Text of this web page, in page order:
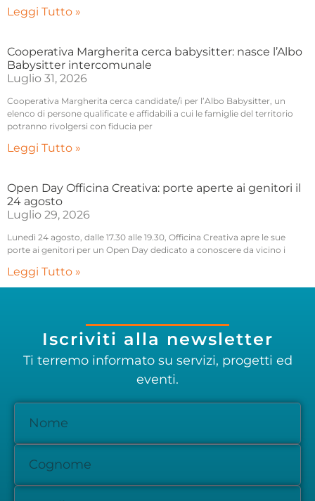
Leggi Tutto »
Cooperativa Margherita cerca babysitter: nasce l’Albo
Babysitter intercomunale
Luglio 31, 2026
Cooperativa Margherita cerca candidate/i per l’Albo Babysitter, un
elenco di persone qualificate e affidabili a cui le famiglie del territorio
potranno rivolgersi con fiducia per
Leggi Tutto »
Open Day Officina Creativa: porte aperte ai genitori il
24 agosto
Luglio 29, 2026
Lunedì 24 agosto, dalle 17.30 alle 19.30, Officina Creativa apre le sue
porte ai genitori per un Open Day dedicato a conoscere da vicino i
Leggi Tutto »
Iscriviti alla newsletter
Ti terremo informato su servizi, progetti ed
eventi.